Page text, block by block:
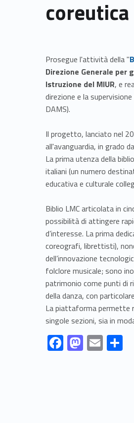
coreutica
Prosegue l'attività della "Link identifier #identifier__144917-1
Direzione Generale per
Istruzione del MIUR, e
direzione e la
DAMS).
Il progetto, lanciato nel
all'avanguardia, in grado
La prima utenza della
italiani (un numero
educativa e culturale
Biblio LMC articolata in
possibilità di attingere
d’interesse. La prima
coreografi, librettisti),
dell’innovazione
folclore musicale; sono
patrimonio come punti di
della danza, con
La piattaforma permette
singole sezioni, sia in
Link identifier #identifier__7132-1
F
ac
Link identifier #identifier__77291-2 M
as
Link identifier #identifier__9514-3 E
m
Link identifier #identifier__26698-4